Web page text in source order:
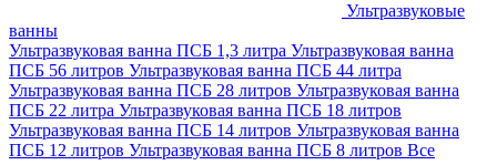
Ультразвуковые
ванны
Ультразвуковая ванна ПСБ 1,3 литра Ультразвуковая ванна
ПСБ 56 литров Ультразвуковая ванна ПСБ 44 литра
Ультразвуковая ванна ПСБ 28 литров Ультразвуковая ванна
ПСБ 22 литра Ультразвуковая ванна ПСБ 18 литров
Ультразвуковая ванна ПСБ 14 литров Ультразвуковая ванна
ПСБ 12 литров Ультразвуковая ванна ПСБ 8 литров Все